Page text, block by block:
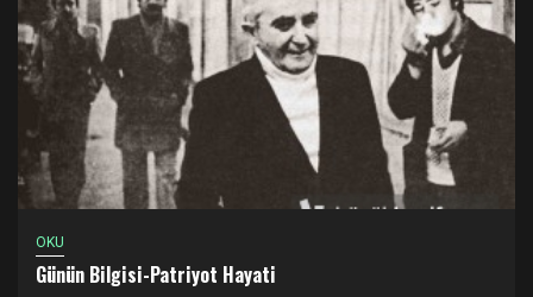
OKU
Günün Bilgisi-Patriyot Hayati